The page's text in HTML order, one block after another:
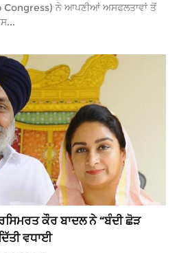
Congress) ਨੇ ਆਪਣੀਆਂ ਅਸਫਲਤਾਵਾਂ ਤੋਂ
ਕੌਰ ਬਾਦਲ ਨੇ “ਬੰਦੀ ਛੋੜ
ਵਧਾਈ